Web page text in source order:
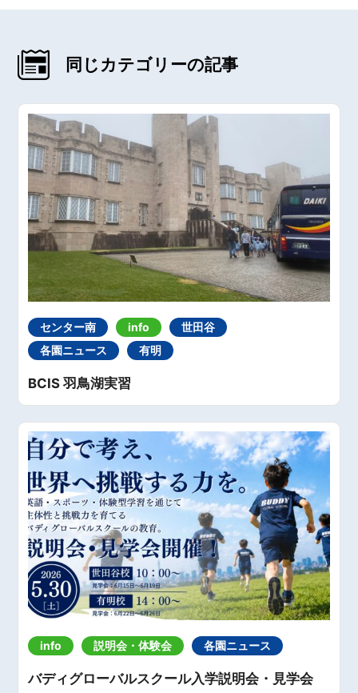
同じカテゴリーの記事
センター南 info
世田谷
各園ニュース
有明
BCIS 羽鳥湖実習
info 説明会・体験会 各園ニュース
バディグローバルスクール入学説明会・見学会